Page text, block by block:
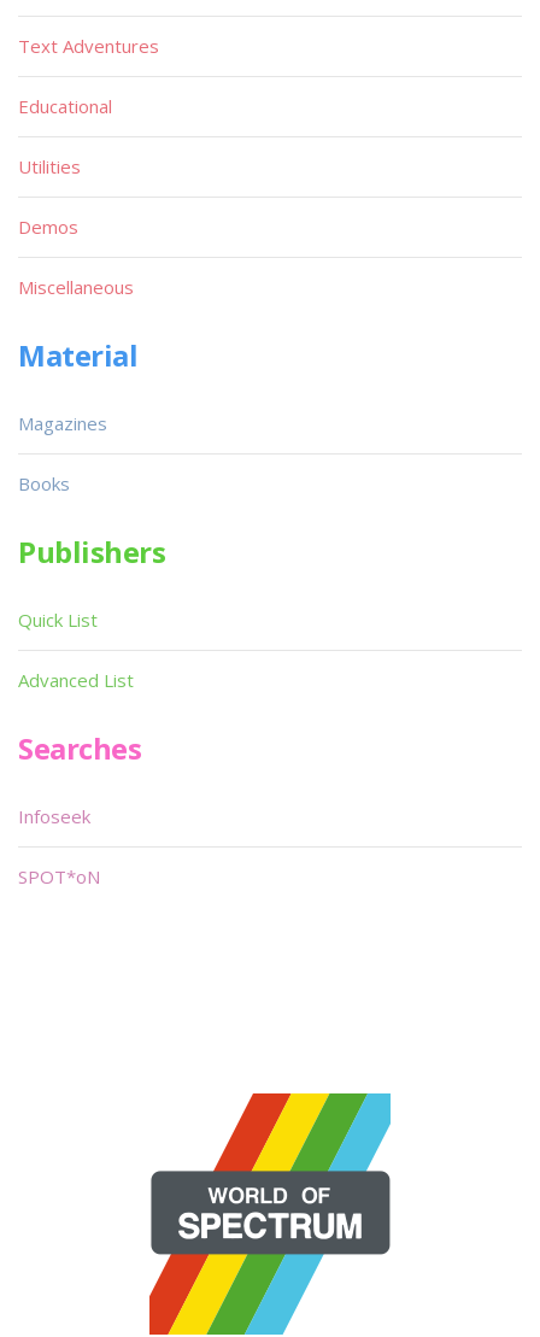
Text Adventures
Educational
Utilities
Demos
Miscellaneous
Material
Magazines
Books
Publishers
Quick List
Advanced List
Searches
Infoseek
SPOT*oN